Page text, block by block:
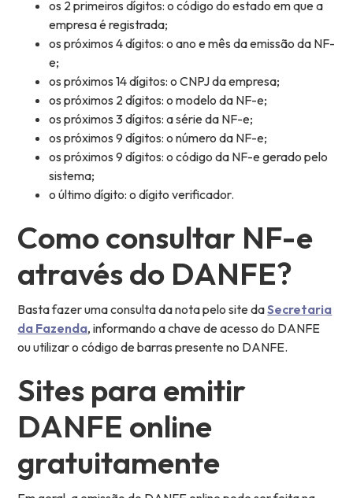
os 2 primeiros dígitos: o código do estado em que a
empresa é registrada;
os próximos 4 dígitos: o ano e mês da emissão da NF-
e;
os próximos 14 dígitos: o CNPJ da empresa;
os próximos 2 dígitos: o modelo da NF-e;
os próximos 3 dígitos: a série da NF-e;
os próximos 9 dígitos: o número da NF-e;
os próximos 9 dígitos: o código da NF-e gerado pelo
sistema;
o último dígito: o dígito verificador.
Como consultar NF-e
através do DANFE?
Basta fazer uma consulta da nota pelo site daSecretaria
da Fazenda, informando a chave de acesso do DANFE
ou utilizar o código de barras presente no DANFE.
Sites para emitir
DANFE online
gratuitamente